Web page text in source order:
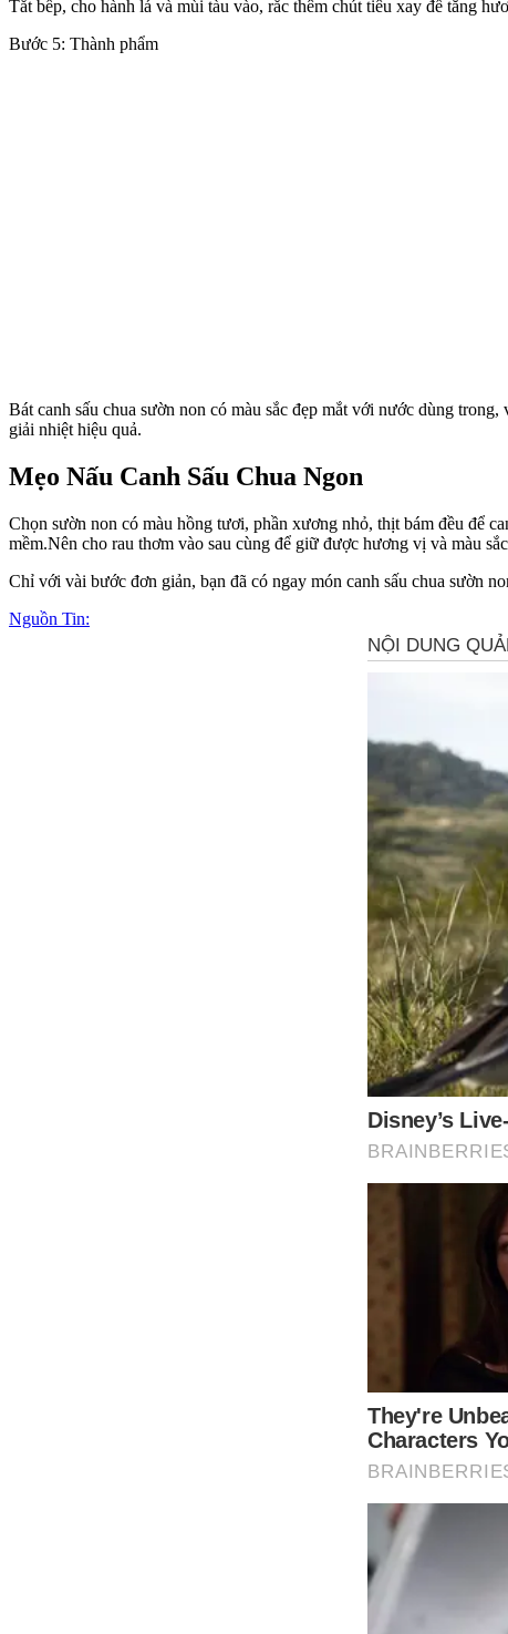
Tắt bếp, cho hành lá và mùi tàu vào, rắc thêm chút tiêu xay để tăng
Bước 5: Thành phẩm
Bát canh sấu chua sườn non có màu sắc đẹp mắt với nước dùng
giải nhiệt hiệu quả.
Mẹo Nấu Canh Sấu Chua Ngon
Chọn sườn non có màu hồng tươi, phần xương nhỏ, thịt bám đều để
mềm.Nên cho rau thơm vào sau cùng để giữ được hương vị và màu
Chỉ với vài bước đơn giản, bạn đã có ngay món canh sấu chua sườn
Nguồn Tin: